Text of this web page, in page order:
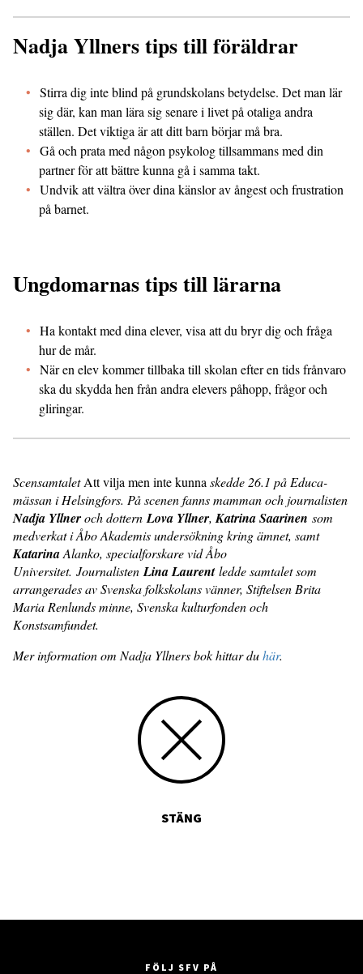
Nadja Yllners tips till föräldrar
Stirra dig inte blind på grundskolans betydelse. Det man lär
sig där, kan man lära sig senare i livet på otaliga andra
ställen. Det viktiga är att ditt barn börjar må bra.
Gå och prata med någon psykolog tillsammans med din
partner för att bättre kunna gå i samma takt.
Undvik att vältra över dina känslor av ångest och frustration
på barnet.
Ungdomarnas tips till lärarna
Ha kontakt med dina elever, visa att du bryr dig och fråga
hur de mår.
När en elev kommer tillbaka till skolan efter en tids frånvaro
ska du skydda hen från andra elevers påhopp, frågor och
gliringar.
ScensamtaletAtt vilja men inte kunna skedde 26.1 på Educa-
mässan i Helsingfors. På scenen fanns mamman och journalisten
Nadja Yllneroch dottern Lova Yllner, Katrina Saarinen som
medverkat i Åbo Akademis undersökning kring ämnet, samt
KatarinaAlanko, specialforskare vid Åbo
Universitet. Journalisten Lina Laurentledde samtalet som
arrangerades av Svenska folkskolans vänner, Stiftelsen Brita
Maria Renlunds minne, Svenska kulturfonden och
Konstsamfundet.
Mer information om Nadja Yllners bok hittar duhär.
STÄNG
FÖLJ SFV PÅ